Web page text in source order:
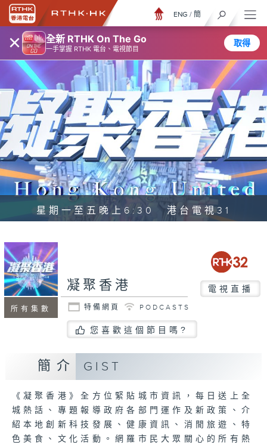
× 全新 RTHK On The Go
一手掌握 RTHK 電台、電視節目
取得
ENG / 簡
星期一至五晚上6:30 港台電視31
所有集數
凝聚香港 電視直播
特備網頁 PODCASTS
您喜歡這個節目嗎?
簡介 GIST
《凝聚香港》全方位緊貼城市資訊，每日送上全
城熱話、專題報導政府各部門運作及新政策、介
紹本地創新科技發展、健康資訊、消閒旅遊、特
色美食、文化活動。網羅市民大眾關心的所有熱